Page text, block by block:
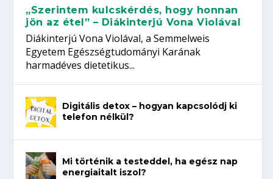
„Szerintem kulcskérdés, hogy honnan
jön az étel” – Diákinterjú Vona Violával
Diákinterjú Vona Violával, a Semmelweis
Egyetem Egészségtudományi Karának
harmadéves dietetikus...
Digitális detox – hogyan kapcsolódj ki
telefon nélkül?
Mi történik a testeddel, ha egész nap
energiaitalt iszol?